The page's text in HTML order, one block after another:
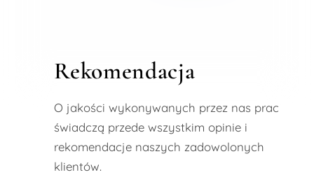
Rekomendacja
O jakości wykonywanych przez nas prac
świadczą przede wszystkim opinie i
rekomendacje naszych zadowolonych
klientów.